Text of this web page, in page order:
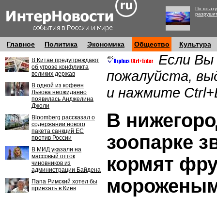
По
Главное Политика Экономика Общество Культура
В Китае предупреждают
об угрозе конфликта
великих держав
В одной из кофеен
Львова неожиданно
появилась Анджелина
Джоли
Bloomberg рассказал о
содержании нового
пакета санкций ЕС
против России
В МИД указали на
массовый отток
чиновников из
администрации Байдена
Папа Римский хотел бы
приехать в Киев
Если Вы
пожалуйста,
и нажмите
В
зоопарке
кормят